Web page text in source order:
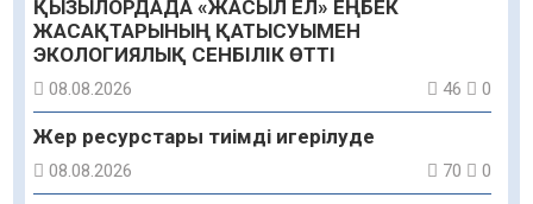
ҚЫЗЫЛОРДАДА «ЖАСЫЛ ЕЛ» ЕҢБЕК
ЖАСАҚТАРЫНЫҢ ҚАТЫСУЫМЕН
ЭКОЛОГИЯЛЫҚ СЕНБІЛІК ӨТТІ
08.08.2026 46 0
Жер ресурстары тиімді игерілуде
08.08.2026 70 0